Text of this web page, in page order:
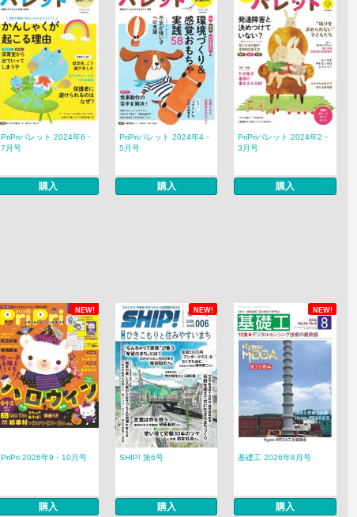
PriPriパレット 2024年6・
7月号
購入
PriPriパレット 2024年4・
5月号
購入
PriPriパレット 2024年2・
3月号
購入
NEW! NEW! NEW!
PriPri 2026年9・10月号
購入
SHIP! 第6号
購入
基礎工 2026年8月号
購入